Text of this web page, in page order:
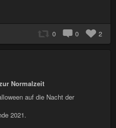
0 0 2
Normalzeit
auf die Nacht der
2021.